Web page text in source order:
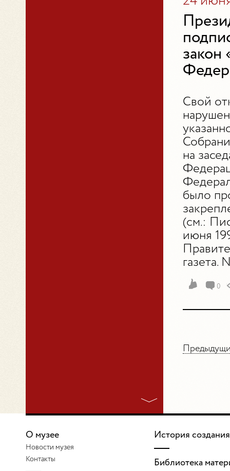
закон
Свой
на
было
(см.:
июня
газета.
0
О музее
Новости музея
Контакты
История создания
Библиотека